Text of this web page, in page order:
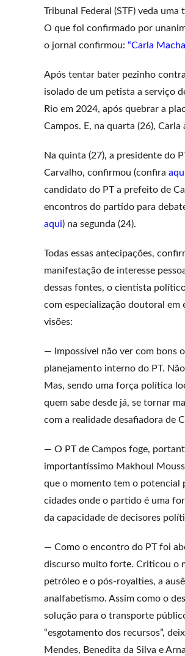
Tribunal Federal (STF) veda
O que foi confirmado por
o jornal confirmou: “Carla
Após tentar bater pezinho
isolado de um petista a serviço
Rio em 2024, após quebrar a
Campos. E, na quarta (26),
Na quinta (27), a presidente do
Carvalho, confirmou (confira
candidato do PT a prefeito de
encontros do partido para
aqui) na segunda (24).
Todas essas antecipações,
manifestação de interesse
dessas fontes, o cientista
com especialização doutoral em
visões:
— Impossível não ver com bons
planejamento interno do PT.
Mas, sendo uma força política
quem sabe desde já, se tornar
com a realidade desafiadora de
— O PT de Campos foge,
importantíssimo Makhoul
que o momento tem o potencial
cidades onde o partido é uma
da capacidade de decisores
— Como o encontro do PT foi
discurso muito forte. Criticou o
petróleo e o pós-royalties, a
analfabetismo. Assim como o
solução para o transporte
“esgotamento dos recursos”,
Mendes, Benedita da Silva e